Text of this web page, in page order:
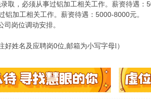
取， 必须从事过铝加工相关工作。薪资待遇：
加工相关工作。薪资待遇：5000-8000元。
岗位调动安排。
好姓名及应聘岗0位,邮箱为小写字母l）